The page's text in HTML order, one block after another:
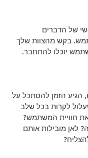
של הדברים
בקש מהצוות שלך
יוכלו להתחבר.
הגיע הזמן להסתכל על
לקרות בכל שלב
חוויית המשתמש?
לאן מובילות אותם